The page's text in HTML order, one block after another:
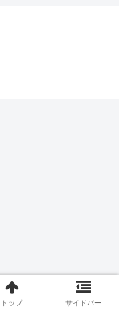
トップ サイドバー